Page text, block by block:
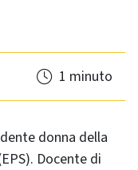
1 minuto
donna della
Docente di